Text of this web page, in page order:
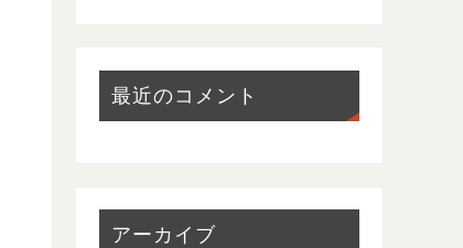
最近のコメント
アーカイブ